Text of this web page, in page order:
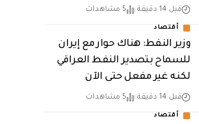
قبل 14 دقيقة 5 مشاهدات
أقتصاد
وزير النفط: هناك حوار مع إيران
للسماح بتصدير النفط العراقي
لكنه غير مفعل حتى الآن
قبل 14 دقيقة 5 مشاهدات
أقتصاد